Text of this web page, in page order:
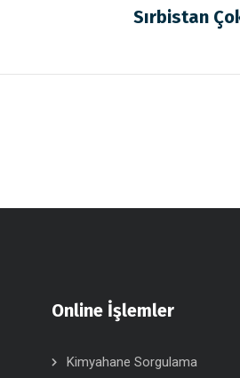
Sırbistan
Online İşlemler
Kimyahane Sorgulama